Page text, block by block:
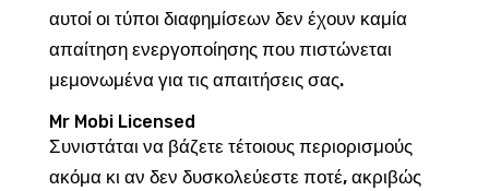
αυτοί οι τύποι διαφημίσεων δεν έχουν καμία
απαίτηση ενεργοποίησης που πιστώνεται
μεμονωμένα για τις απαιτήσεις σας.
Mr Mobi Licensed
Συνιστάται να βάζετε τέτοιους περιορισμούς
ακόμα κι αν δεν δυσκολεύεστε ποτέ, ακριβώς